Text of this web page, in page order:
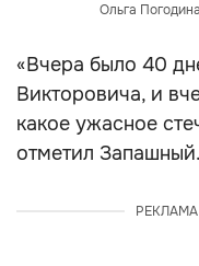
Ольга
«Вчера было 40
Викторовича, и
какое ужасное
отметил Запашный.